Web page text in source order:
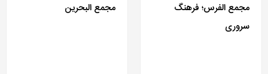
مجمع الفرس؛ فرهنگ
سروری
مجمع البحرین